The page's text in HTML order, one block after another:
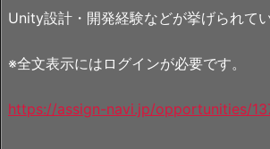
Unity設計・開発経験などが挙げられてい
※全文表示にはログインが必要です。
https://assign-navi.jp/opportunities/